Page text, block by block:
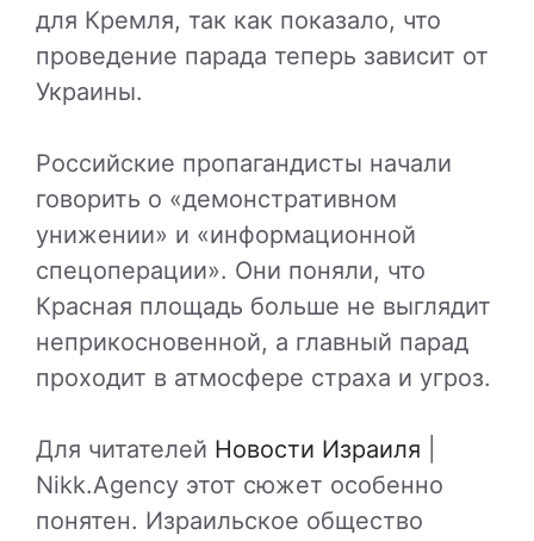
для Кремля, так как показало, что
проведение парада теперь зависит от
Украины.
Российские пропагандисты начали
говорить о «демонстративном
унижении» и «информационной
спецоперации». Они поняли, что
Красная площадь больше не выглядит
неприкосновенной, а главный парад
проходит в атмосфере страха и угроз.
Для читателей Новости Израиля
Nikk.Agency этот сюжет особенно
понятен. Израильское общество